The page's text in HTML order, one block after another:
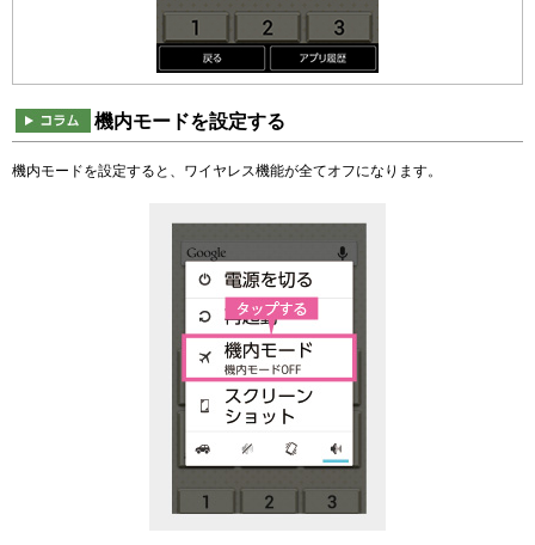
機内モードを設定する
機内モードを設定すると、ワイヤレス機能が全てオフになります。